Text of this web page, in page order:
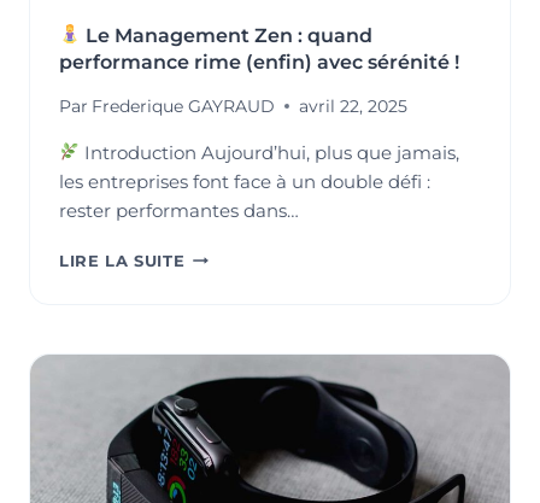
Le Management Zen : quand
performance rime (enfin) avec sérénité !
Par Frederique GAYRAUD avril 22, 2025
Introduction Aujourd’hui, plus que jamais,
les entreprises font face à un double défi :
rester performantes dans…
LIRE LA SUITE
:
QUAND
PERFORMANCE
RIME
(ENFIN)
AVEC
SÉRÉNITÉ